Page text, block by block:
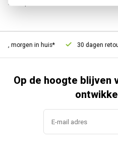
Klusspullen artikelnummer
morgen in huis* 30 dagen
Op de hoogte blijven